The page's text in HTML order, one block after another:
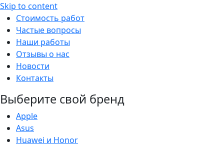
Skip to content
Стоимость работ
Частые вопросы
Наши работы
Отзывы о нас
Новости
Контакты
Выберите свой бренд
Apple
Asus
Huawei и Honor